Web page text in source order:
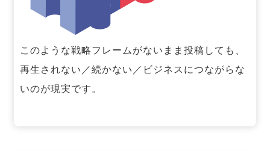
このような戦略フレームがないまま投稿しても、
再生されない／続かない／ビジネスにつながらな
いのが現実です。